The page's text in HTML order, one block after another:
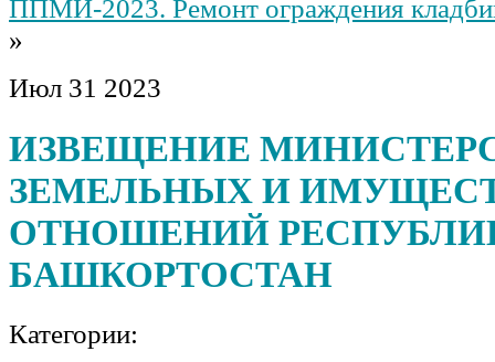
ППМИ-2023. Ремонт ограждения
»
Июл 31 2023
ИЗВЕЩЕНИЕ
ЗЕМЕЛЬНЫХ И
ОТНОШЕНИЙ
БАШКОРТОСТАН
Категории: